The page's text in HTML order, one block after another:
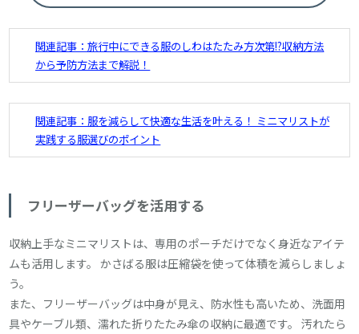
関連記事：旅行中にできる服のしわはたたみ方次第!?収納方法
から予防方法まで解説！
関連記事：服を減らして快適な生活を叶える！ ミニマリストが
実践する服選びのポイント
フリーザーバッグを活用する
収納上手なミニマリストは、専用のポーチだけでなく身近なアイテ
ムも活用します。 かさばる服は圧縮袋を使って体積を減らしましょ
う。
また、フリーザーバッグは中身が見え、防水性も高いため、洗面用
具やケーブル類、濡れた折りたたみ傘の収納に最適です。 汚れたら